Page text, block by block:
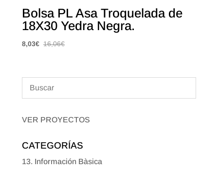
Bolsa PL Asa Troquelada de
18X30 Yedra Negra.
8,03€ 16,06€
VER PROYECTOS
CATEGORÍAS
13. Información Bàsica